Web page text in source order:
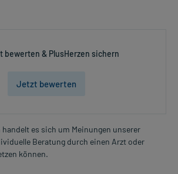
bewerten & PlusHerzen sichern
Jetzt bewerten
es sich um Meinungen unserer
Beratung durch einen Arzt oder
können.